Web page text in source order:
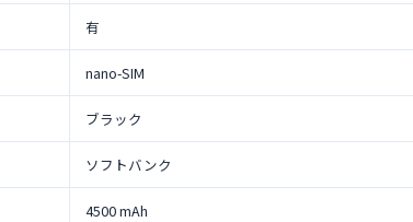
有
nano-SIM
ブラック
ソフトバンク
4500 mAh